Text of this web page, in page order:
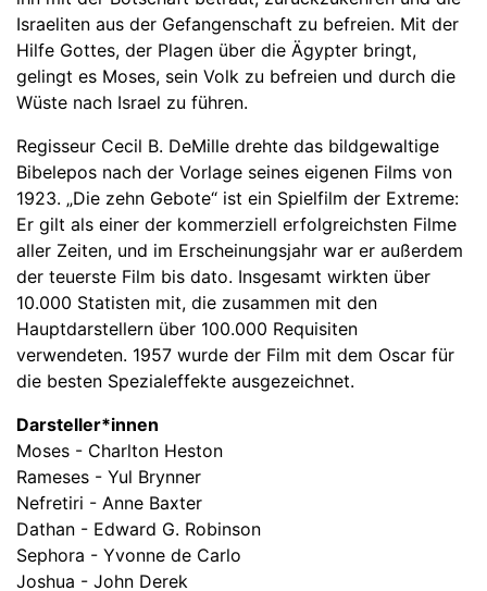
Israeliten aus der Gefangenschaft zu befreien. Mit der
Hilfe Gottes, der Plagen über die Ägypter bringt,
gelingt es Moses, sein Volk zu befreien und durch die
Wüste nach Israel zu führen.
Regisseur Cecil B. DeMille drehte das bildgewaltige
Bibelepos nach der Vorlage seines eigenen Films von
1923. „Die zehn Gebote“ ist ein Spielfilm der Extreme:
Er gilt als einer der kommerziell erfolgreichsten Filme
aller Zeiten, und im Erscheinungsjahr war er außerdem
der teuerste Film bis dato. Insgesamt wirkten über
10.000 Statisten mit, die zusammen mit den
Hauptdarstellern über 100.000 Requisiten
verwendeten. 1957 wurde der Film mit dem Oscar für
die besten Spezialeffekte ausgezeichnet.
Darsteller*innen
Moses - Charlton Heston
Rameses - Yul Brynner
Nefretiri - Anne Baxter
Dathan - Edward G. Robinson
Sephora - Yvonne de Carlo
Joshua - John Derek